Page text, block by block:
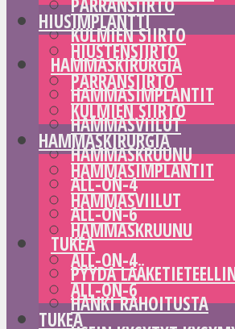
PARRANSIIRTO
KULMIEN SIIRTO
HAMMASKIRURGIA
HAMMASIMPLANTIT
HAMMASVIILUT
HAMMASKRUUNU
ALL-ON-4
ALL-ON-6
TUKEA
PYYDÄ
HANKI RAHOITUSTA
HIUSIMPLANTTI
HIUSTENSIIRTO
PARRANSIIRTO
KULMIEN SIIRTO
HAMMASKIRURGIA
HAMMASIMPLANTIT
HAMMASVIILUT
HAMMASKRUUNU
ALL-ON-4
ALL-ON-6
TUKEA